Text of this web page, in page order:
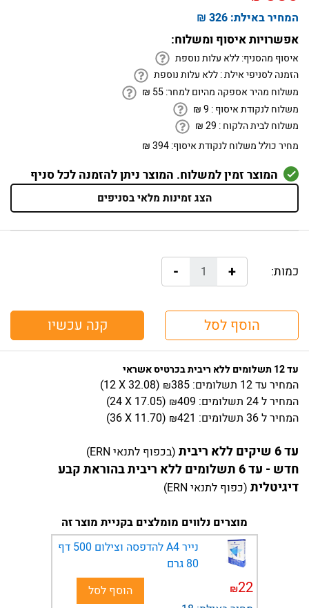
המחיר באילת: 326 ₪
אפשרויות איסוף ומשלוח:
איסוף מהסניף:ללא עלות נוספת
הזמנה לסניפי אילת :ללא עלות נוספת
משלוח מהיר אספקה מהיום למחר:
₪ 55
משלוח לנקודת איסוף :
₪9
משלוח לבית הלקוח :
₪29
מחיר כולל משלוח לנקודת איסוף:394 ₪
המוצר זמין למשלוח. המוצר ניתן להזמנה לכל סניף
הצג זמינות מלאי בסניפים
כמות: +
-
הוסף לסל קנה עכשיו
עד 12 תשלומים ללא ריבית בכרטיס אשראי
המחיר עד 12 תשלומים: ₪385
(12 X32.08)
המחירל 24 תשלומים: ₪409
(24 X 17.05)
המחירל 36 תשלומים: ₪421
(36 X 11.70)
עד 6 שיקים ללא ריבית (בכפוף לתנאי ERN)
חדש - עד 6 תשלומים ללא ריבית בהוראת קבע
דיגיטלית (כפוף לתנאי ERN)
מוצרים נלווים מומלצים בקניית מוצר זה
נייר A4 להדפסה וצילום 500 דף
80 גרם
22
₪ הוסף לסל